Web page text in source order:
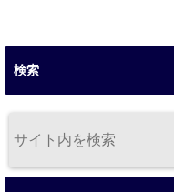
検索